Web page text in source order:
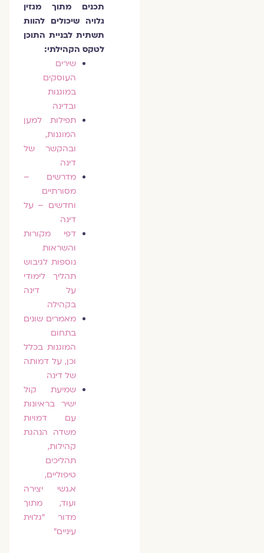
תכנים מתוך מגזין
גלויה שיכולים להוות
תשתית לבניית התוכן
לטקס הקהילתי:
שירים
העוסקים
במוגנות
ובדינה
תפילות למען
המוגנות,
ובהקשר של
דינה
מדרשים –
מסורתיים
וחדשים – על
דינה
דפי מקורות
והשראות
נוספות לגיבוש
תהליך לימודי
על דינה
בקהילה
מאמרים שונים
בתחום
המוגנות בכלל
וכן, על דמותה
של דינה
שמיעת קול
ישיר בראיונות
עם דמויות
משדה הנהגת
קהילות,
תהליכים
טיפוליים,
א.נשי יצירה
ועוד, מתוך
מדור ״גלוית
עיניים״